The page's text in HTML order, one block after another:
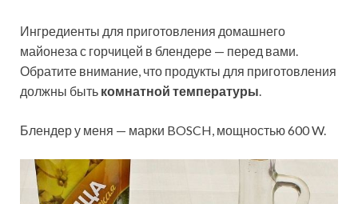
Ингредиенты для приготовления домашнего
майонеза с горчицей в блендере — перед вами.
Обратите внимание, что продукты для приготовления
должны быть комнатной температуры.
Блендер у меня — марки BOSCH, мощностью 600 W.